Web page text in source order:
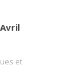
et